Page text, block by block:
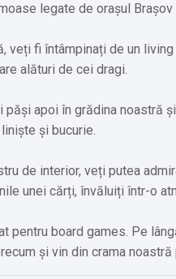
legate de orașul
veți fi întâmpinați de un
alături de cei dragi.
păși apoi în grădina noastră
și bucurie.
de interior, veți putea
unei cărți, învăluiți într-o
pentru board games. Pe
și vin din crama noastră